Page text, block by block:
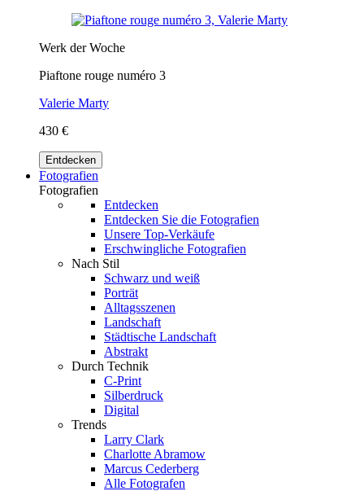
Werk der Woche
Piaftone rouge numéro 3
Valerie Marty
430 €
Entdecken
Fotografien
Fotografien
Entdecken
Entdecken Sie die Fotografien
Unsere Top-Verkäufe
Erschwingliche Fotografien
Nach Stil
Schwarz und weiß
Porträt
Alltagsszenen
Landschaft
Städtische Landschaft
Abstrakt
Durch Technik
C-Print
Silberdruck
Digital
Trends
Larry Clark
Charlotte Abramow
Marcus Cederberg
Alle Fotografen